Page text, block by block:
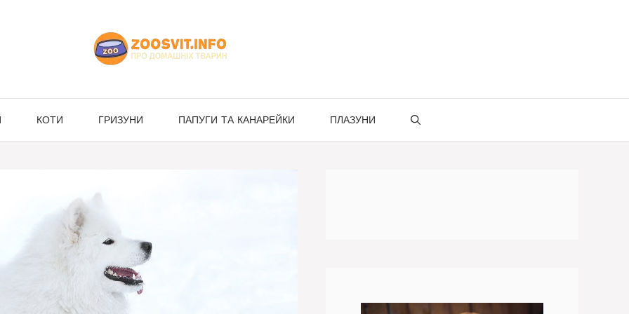
КОТИ ГРИЗУНИ ПАПУГИ ТА КАНАРЕЙКИ ПЛАЗУНИ